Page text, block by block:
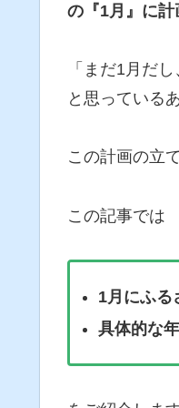
の『1月』に
「まだ1月だ
と思っている
この計画の立
この記事では
1月にふる
具体的な